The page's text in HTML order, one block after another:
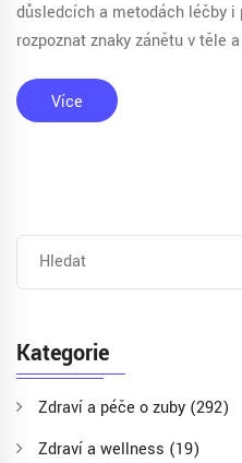
důsledcích a metodách léčby i
rozpoznat znaky zánětu v těle
Více
Kategorie
Zdraví a péče o zuby (292)
Zdraví a wellness (19)